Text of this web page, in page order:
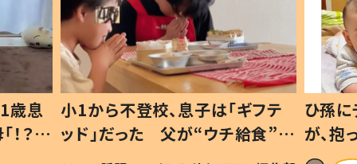
歳息
？」
小1から不登校、息子は「ギフテ
ッド」だった 父が“ウチ給食”を
作り続ける理由とは #令和の親
ひ孫
が、
「涙が